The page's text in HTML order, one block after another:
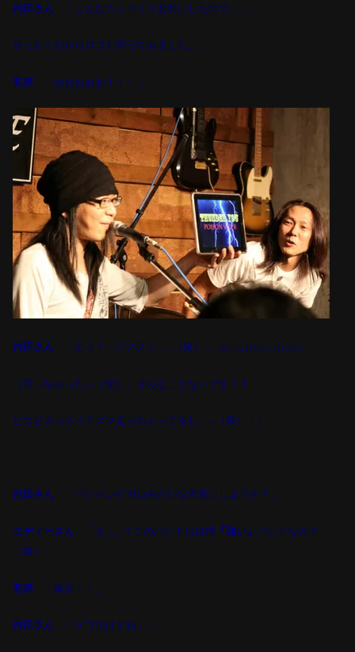
内田さん 「こんなカッコイイ名前にしたので……、
せっかくだからロゴも作ってみました。」
客席 「おおおおお！！！」
内田さん 「どう？ …フフフッ……（笑）……かっこわりいぃ(+_+) 」
（言っちゃったっ（笑）。そんなことないです！！
ビカビカってイナズマ走っちゃってるし……（爆）！）
内田さん 「バンバンビガロみたいな衣装にしようか？」
エディーさん 「え……？このバンドは結構 『強い』 バンドなの？
（笑）」
客席 「爆笑！！」
内田さん 「ゲコだけどね……」